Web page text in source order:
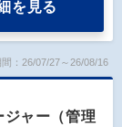
を見る
：26/07/27～26/08/16
ジャー（管理